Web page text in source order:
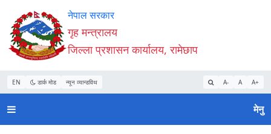
Accessibility
Mode
सुरु
गर्नुहोस्
सामाग्री
पढ्नुहाेस्
नेभिगेसन
पढ्नुहाेस्
वेबसाइट
खोजमा
जानुहोस्
नेपाल सरकार
गृह मन्त्रालय
जिल्ला प्रशासन कार्यालय, रामेछाप
EN डार्क मोड न्यून व्यान्डविथ A- A A+
मेनु